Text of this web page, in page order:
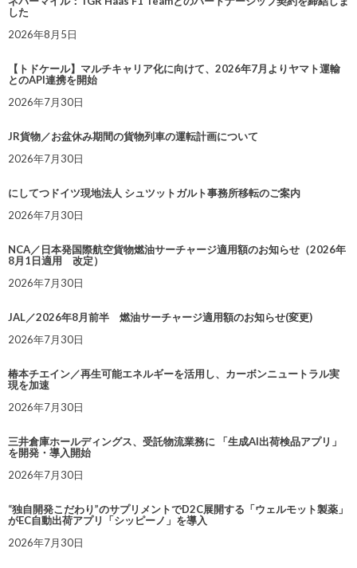
した
2026年8月5日
【トドケール】マルチキャリア化に向けて、2026年7月よりヤマト運輸
とのAPI連携を開始
2026年7月30日
JR貨物／お盆休み期間の貨物列車の運転計画について
2026年7月30日
にしてつドイツ現地法人 シュツットガルト事務所移転のご案内
2026年7月30日
NCA／日本発国際航空貨物燃油サーチャージ適用額のお知らせ（2026年
8月1日適用 改定）
2026年7月30日
JAL／2026年8月前半 燃油サーチャージ適用額のお知らせ(変更)
2026年7月30日
椿本チエイン／再生可能エネルギーを活用し、カーボンニュートラル実
現を加速
2026年7月30日
三井倉庫ホールディングス、受託物流業務に 「生成AI出荷検品アプリ」
を開発・導入開始
2026年7月30日
“独自開発こだわり”のサプリメントでD2C展開する「ウェルモット製薬」
がEC自動出荷アプリ「シッピーノ」を導入
2026年7月30日